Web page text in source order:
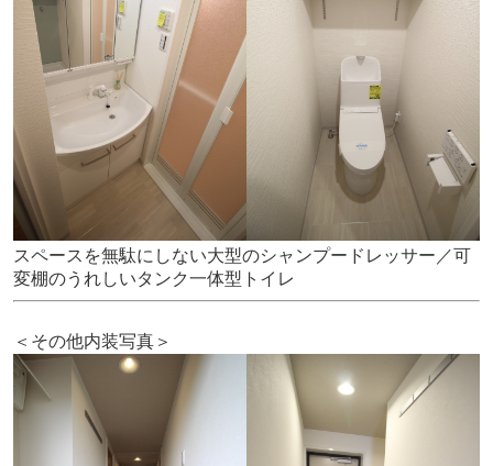
スペースを無駄にしない大型のシャンプードレッサー／可
変棚のうれしいタンク一体型トイレ
＜その他内装写真＞